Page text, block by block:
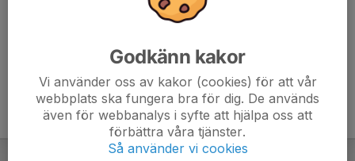
Godkänn kakor
Vi använder oss av kakor (cookies) för att vår
webbplats ska fungera bra för dig. De används
även för webbanalys i syfte att hjälpa oss att
förbättra våra tjänster.
Så använder vi cookies